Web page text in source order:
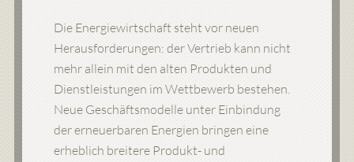
Die Energiewirtschaft steht vor neuen
Herausforderungen: der Vertrieb kann nicht
mehr allein mit den alten Produkten und
Dienstleistungen im Wettbewerb bestehen.
Neue Geschäftsmodelle unter Einbindung
der erneuerbaren Energien bringen eine
erheblich breitere Produkt- und